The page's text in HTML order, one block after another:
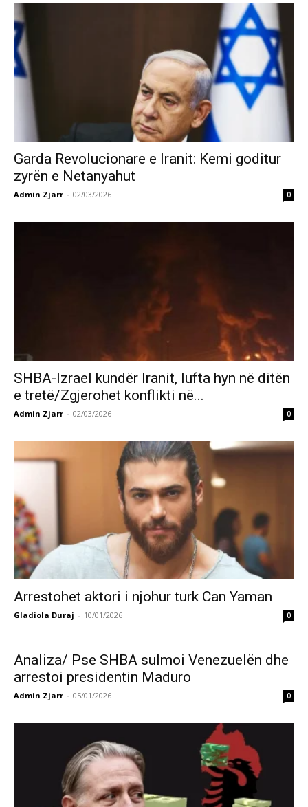
Garda Revolucionare e Iranit: Kemi goditur
zyrën e Netanyahut
Admin Zjarr - 02/03/2026 0
SHBA-Izrael kundër Iranit, lufta hyn në ditën
e tretë/Zgjerohet konflikti në...
Admin Zjarr - 02/03/2026 0
Arrestohet aktori i njohur turk Can Yaman
Gladiola Duraj - 10/01/2026 0
Analiza/ Pse SHBA sulmoi Venezuelën dhe
arrestoi presidentin Maduro
Admin Zjarr - 05/01/2026 0